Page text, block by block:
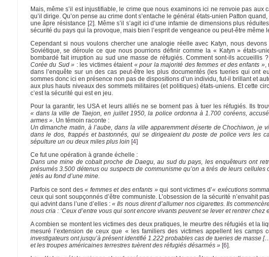
Mais, même s’il est injustifiable, le crime que nous examinons ici ne renvoie pas
qu’il dirige. Qu’on pense au crime dont s’entache le général états-unien Patton
une âpre résistance [2]. Même s’il s’agit ici d’une infamie de dimensions plus
sécurité du pays qui la provoque, mais bien l’esprit de vengeance ou peut-être même
Cependant si nous voulons chercher une analogie réelle avec Katyn, nous
Soviétique, se déroule ce que nous pourrions définir comme la « Katyn » états-
bombardé fait irruption au sud une masse de réfugiés. Comment sont-ils accueillis ?
Corée du Sud » : les victimes étaient « pour la majorité des femmes et des enfants »,
dans l’enquête sur un des cas peut-être les plus documentés (les tueries qui ont
sommes donc ici en présence non pas de dispositions d’un individu, fut-il brillant et
aux plus hauts niveaux des sommets militaires (et politiques) états-uniens. Et cette
c’est la sécurité qui est en jeu.
Pour la garantir, les USA et leurs alliés ne se bornent pas à tuer les réfugiés. Ils
« dans la ville de Taejon, en juillet 1950, la police ordonna à 1.700 coréens,
armes ». Un témoin raconte :
Un dimanche matin, à l’aube, dans la ville apparemment déserte de Chochiwon, je
dans le dos, frappés et bastonnés, qui se dirigeaient du poste de police vers les
sépulture un ou deux miles plus loin [4]
Ce fut une opération à grande échelle :
Dans une mine de cobalt proche de Daegu, au sud du pays, les enquêteurs ont
présumés 3.500 détenus ou suspects de communisme qu’on a tirés de leurs
jetés au fond d’une mine.
Parfois ce sont des« femmes et des enfants »qui sont victimes d’« exécutions
ceux qui sont soupçonnés d’être communiste. L’obsession de la sécurité n’envahit
qui advint dans l’une d’elles :« Ils nous dirent d’allumer nos cigarettes. Ils
nous cria : ‘Ceux d’entre vous qui sont encore vivants peuvent se lever et rentrer
A combien se montent les victimes des deux pratiques, le meurtre des réfugiés et la
mesuré l’extension de ceux que « les familiers des victimes appellent les
investigateurs ont jusqu’à présent identifié 1.222 probables cas de tueries de
et les troupes américaines terrestres tuèrent des réfugiés désarmés »[6].